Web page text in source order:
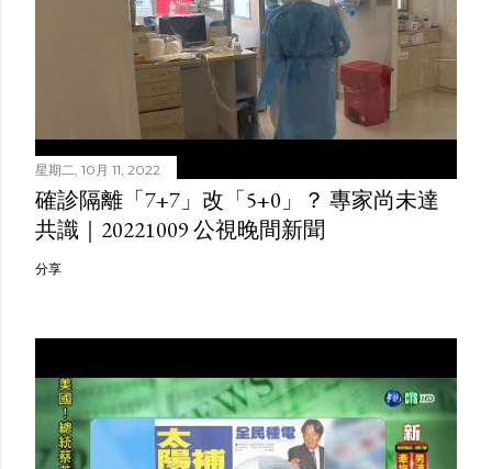
星期二, 10月 11, 2022
確診隔離「7+7」改「5+0」？ 專家尚未達
共識｜20221009 公視晚間新聞
分享